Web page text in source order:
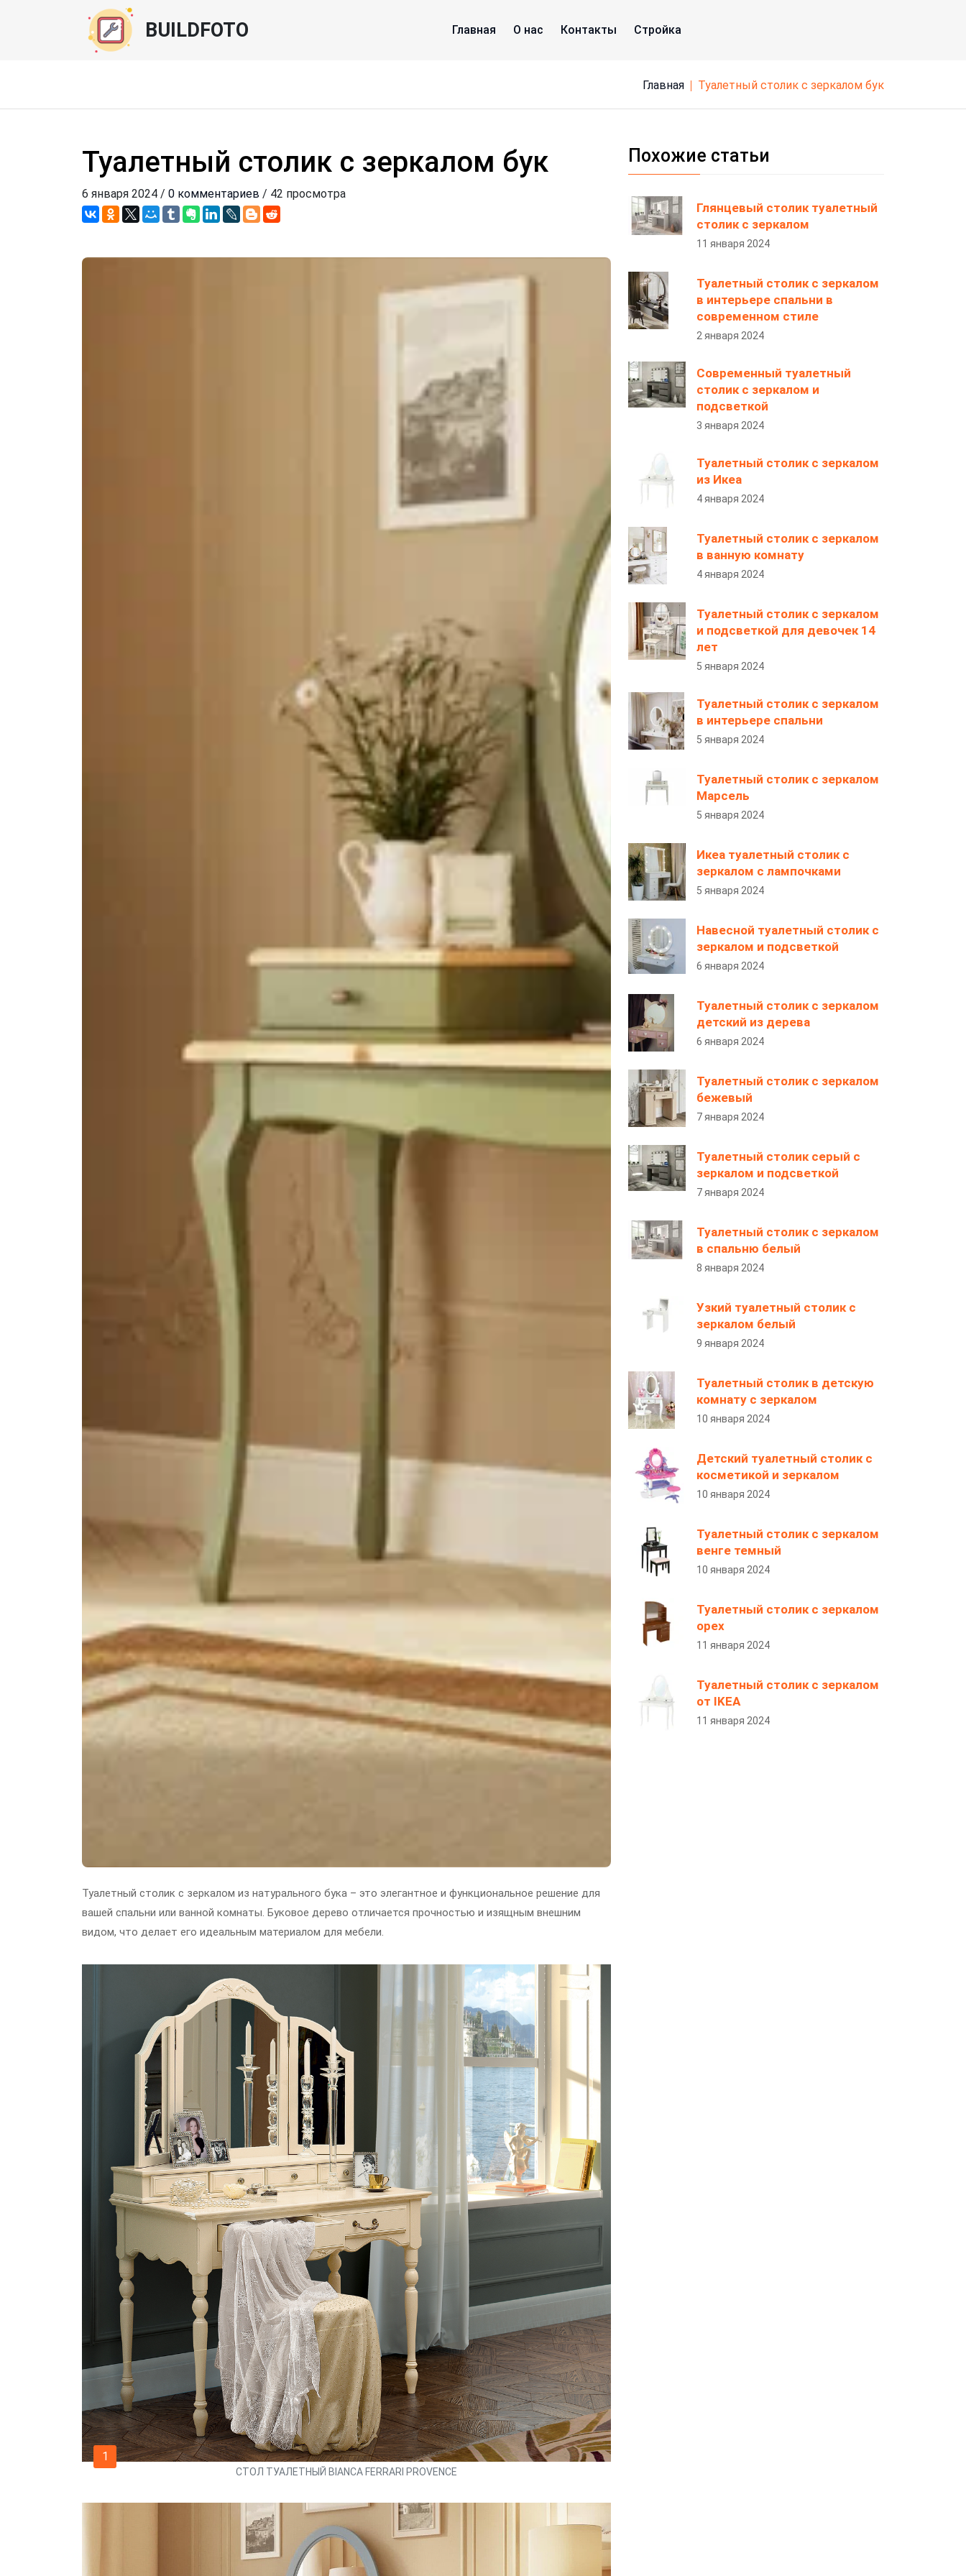
BUILDFOTO Главная О нас Контакты Стройка
Главная туалетный столик с зеркалом бук
Туалетный столик с зеркалом бук
6 января 2024 / 0 комментариев / 42 просмотра
Туалетный столик с зеркалом из натурального бука – это элегантное и функциональное решение для
вашей спальни или ванной комнаты. Буковое дерево отличается прочностью и изящным внешним
видом, что делает его идеальным материалом для мебели.
1
СТОЛ ТУАЛЕТНЫЙ BIANCA FERRARI PROVENCE
Похожие статьи
Глянцевый столик туалетный
столик с зеркалом
11 января 2024
Туалетный столик с зеркалом
в интерьере спальни в
современном стиле
2 января 2024
Современный туалетный
столик с зеркалом и
подсветкой
3 января 2024
Туалетный столик с зеркалом
из Икеа
4 января 2024
Туалетный столик с зеркалом
в ванную комнату
4 января 2024
Туалетный столик с зеркалом
и подсветкой для девочек 14
лет
5 января 2024
Туалетный столик с зеркалом
в интерьере спальни
5 января 2024
Туалетный столик с зеркалом
Марсель
5 января 2024
Икеа туалетный столик с
зеркалом с лампочками
5 января 2024
Навесной туалетный столик с
зеркалом и подсветкой
6 января 2024
Туалетный столик с зеркалом
детский из дерева
6 января 2024
Туалетный столик с зеркалом
бежевый
7 января 2024
Туалетный столик серый с
зеркалом и подсветкой
7 января 2024
Туалетный столик с зеркалом
в спальню белый
8 января 2024
Узкий туалетный столик с
зеркалом белый
9 января 2024
Туалетный столик в детскую
комнату с зеркалом
10 января 2024
Детский туалетный столик с
косметикой и зеркалом
10 января 2024
Туалетный столик с зеркалом
венге темный
10 января 2024
Туалетный столик с зеркалом
орех
11 января 2024
Туалетный столик с зеркалом
от IKEA
11 января 2024